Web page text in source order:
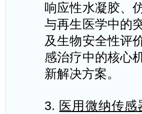
响应性水凝胶、
与再生医学中的
及生物安全性评
感治疗中的核心
新解决方案。
3. 医用微纳传感